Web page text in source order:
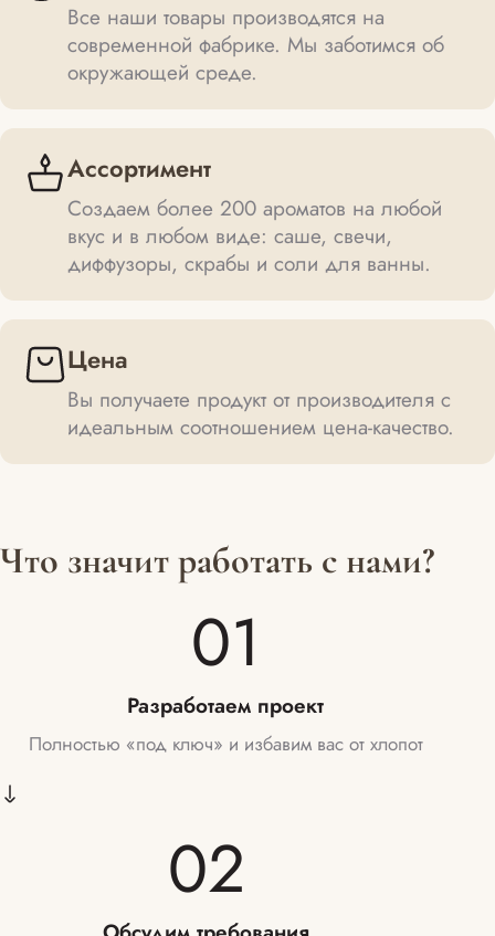
Все наши товары производятся на
современной фабрике. Мы заботимся об
окружающей среде.
Ассортимент
Создаем более 200 ароматов на любой
вкус и в любом виде: саше, свечи,
диффузоры, скрабы и соли для ванны.
Цена
Вы получаете продукт от производителя с
идеальным соотношением цена-качество.
Что значит работать с нами?
01
Разработаем проект
Полностью «под ключ» и избавим вас от хлопот
02